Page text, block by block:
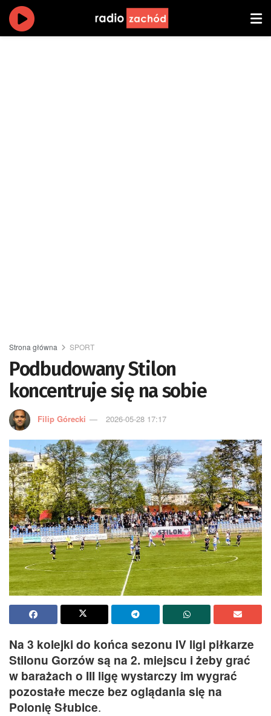
Strona główna SPORT
Podbudowany Stilon
koncentruje się na sobie
Filip Górecki 2026-05-28 17:17
Na 3 kolejki do końca sezonu IV ligi piłkarze
Stilonu Gorzów są na 2. miejscu i żeby grać
w barażach o III ligę wystarczy im wygrać
pozostałe mecze bez oglądania się na
Polonię Słubice.